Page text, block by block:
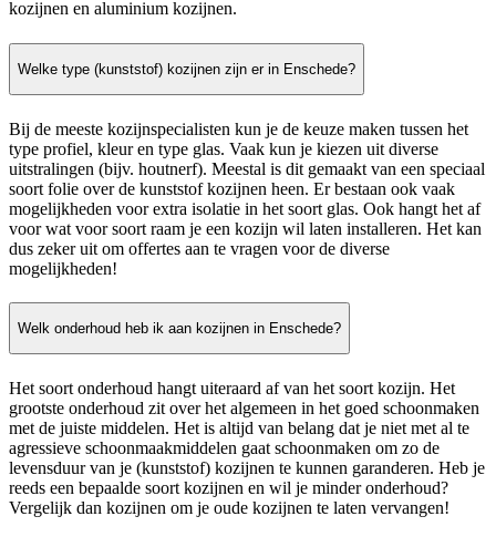
kozijnen en aluminium kozijnen.
Welke type (kunststof) kozijnen zijn er in Enschede?
Bij de meeste kozijnspecialisten kun je de keuze maken tussen het
type profiel, kleur en type glas. Vaak kun je kiezen uit diverse
uitstralingen (bijv. houtnerf). Meestal is dit gemaakt van een speciaal
soort folie over de kunststof kozijnen heen. Er bestaan ook vaak
mogelijkheden voor extra isolatie in het soort glas. Ook hangt het af
voor wat voor soort raam je een kozijn wil laten installeren. Het kan
dus zeker uit om offertes aan te vragen voor de diverse
mogelijkheden!
Welk onderhoud heb ik aan kozijnen in Enschede?
Het soort onderhoud hangt uiteraard af van het soort kozijn. Het
grootste onderhoud zit over het algemeen in het goed schoonmaken
met de juiste middelen. Het is altijd van belang dat je niet met al te
agressieve schoonmaakmiddelen gaat schoonmaken om zo de
levensduur van je (kunststof) kozijnen te kunnen garanderen. Heb je
reeds een bepaalde soort kozijnen en wil je minder onderhoud?
Vergelijk dan kozijnen om je oude kozijnen te laten vervangen!